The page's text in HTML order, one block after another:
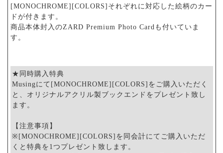
[MONOCHROME][COLORS]それぞれに対応した絵柄のカー
ドが付きます。
商品本体封入のZARD Premium Photo Cardも付いていま
す。
★同時購入特典
Musingにて[MONOCHROME][COLORS]をご購入いただく
と、オリジナルアクリル製ブックエンドをプレゼント致し
ます。
【注意事項】
※[MONOCHROME][COLORS]を同会計にてご購入いただ
くと特典を1つプレゼント致します。